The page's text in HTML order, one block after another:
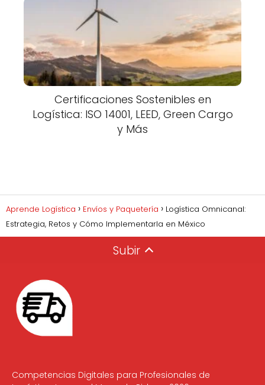
Certificaciones Sostenibles en
Logística: ISO 14001, LEED, Green Cargo
y Más
Aprende Logística Envíos y Paquetería
Logística Omnicanal:
Estrategia, Retos y Cómo Implementarla en México
Subir
Competencias Digitales para Profesionales de